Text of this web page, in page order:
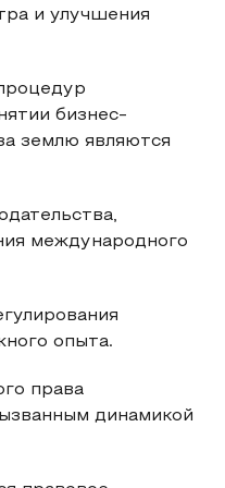
и улучшения
бизнес-
землю являются
международного
опыта.
права
динамикой